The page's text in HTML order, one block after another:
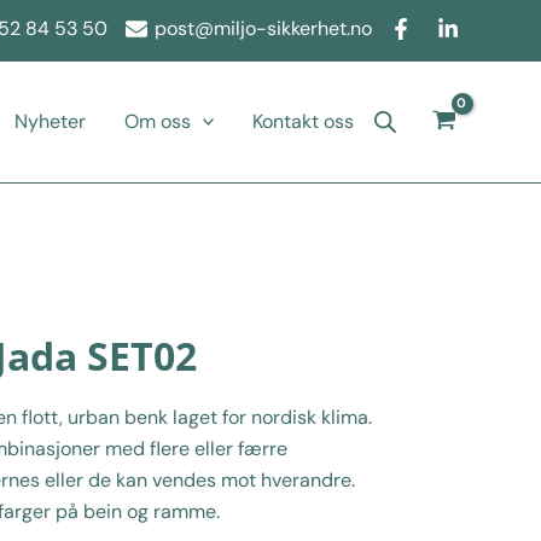
52 84 53 50 post@miljo-sikkerhet.no
Nyheter Om oss Kontakt oss
SET02
flott, urban benk laget for nordisk klima.
med flere eller færre
eller de kan vendes mot hverandre.
på bein og ramme.